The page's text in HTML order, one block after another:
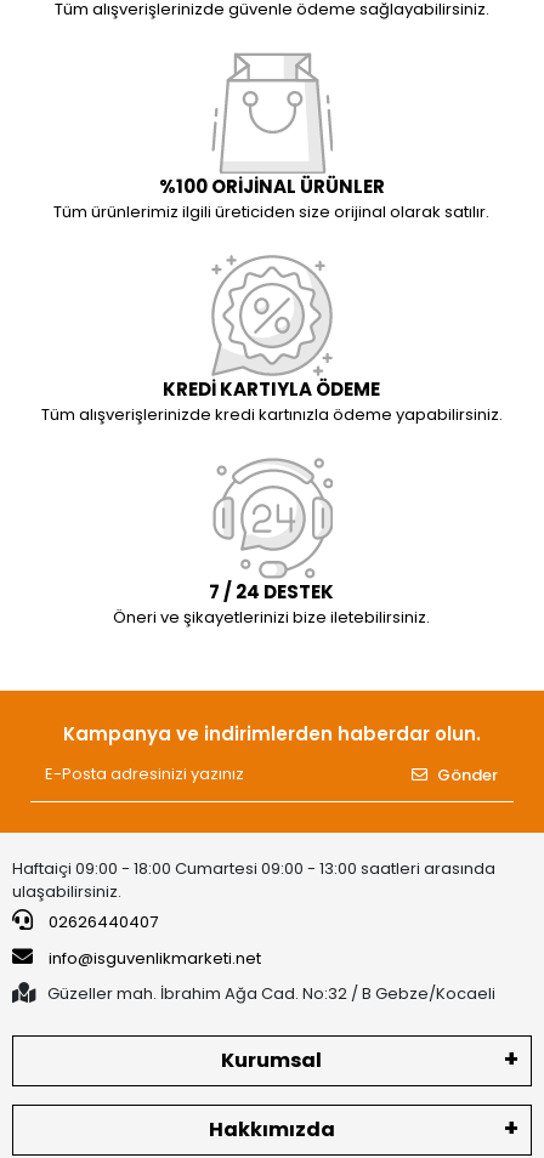
Tüm alışverişlerinizde güvenle ödeme sağlayabilirsiniz.
%100 ORİJİNAL ÜRÜNLER
Tüm ürünlerimiz ilgili üreticiden size orijinal olarak satılır.
KREDİ KARTIYLA ÖDEME
Tüm alışverişlerinizde kredi kartınızla ödeme yapabilirsiniz.
7 / 24 DESTEK
Öneri ve şikayetlerinizi bize iletebilirsiniz.
Kampanya ve indirimlerden haberdar olun.
Gönder
Haftaiçi 09:00 - 18:00 Cumartesi 09:00 - 13:00 saatleri arasında
ulaşabilirsiniz.
02626440407
info@isguvenlikmarketi.net
Güzeller mah. İbrahim Ağa Cad. No:32 / B Gebze/Kocaeli
Kurumsal
Hakkımızda